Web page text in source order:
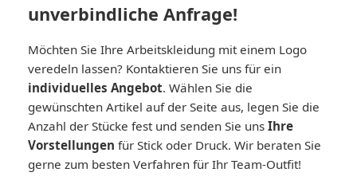
unverbindliche Anfrage!
Möchten Sie Ihre Arbeitskleidung mit einem Logo
veredeln lassen? Kontaktieren Sie uns für ein
individuelles Angebot. Wählen Sie die
gewünschten Artikel auf der Seite aus, legen Sie die
Anzahl der Stücke fest und senden Sie uns Ihre
Vorstellungen für Stick oder Druck. Wir beraten Sie
gerne zum besten Verfahren für Ihr Team-Outfit!